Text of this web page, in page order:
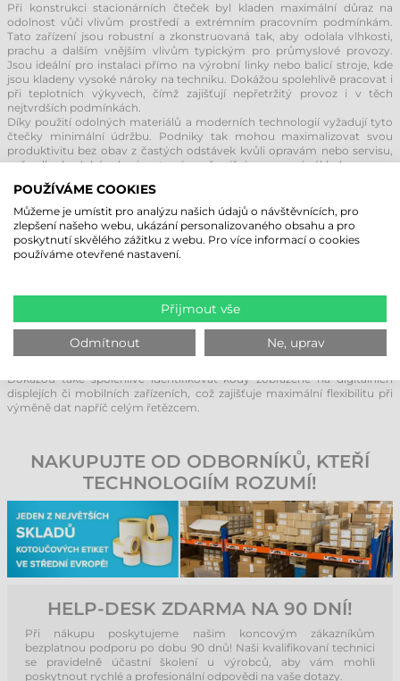
Při konstrukci stacionárních čteček byl kladen maximální důraz na
odolnost vůči vlivům prostředí a extrémním pracovním podmínkám.
Tato zařízení jsou robustní a zkonstruovaná tak, aby odolala vlhkosti,
prachu a dalším vnějším vlivům typickým pro průmyslové provozy.
Jsou ideální pro instalaci přímo na výrobní linky nebo balicí stroje, kde
jsou kladeny vysoké nároky na techniku. Dokážou spolehlivě pracovat i
při teplotních výkyvech, čímž zajišťují nepřetržitý provoz i v těch
nejtvrdších podmínkách.
Díky použití odolných materiálů a moderních technologií vyžadují tyto
čtečky minimální údržbu. Podniky tak mohou maximalizovat svou
produktivitu bez obav z častých odstávek kvůli opravám nebo servisu,
což v dlouhodobém horizontu výrazně snižuje provozní náklady.
DOKONALÁ INTEGRACE DO MODERNÍCH
SYSTÉMŮ
Snadná integrace do stávajících systémů umožňuje podnikům plně
využívat výhody digitalizace a automatizace. Fixní čtečky čárových
systémů. V dnešní době je pro konkurenceschopnost nezbytné držet
krok s vývojem a tato zařízení hrají v automatizovaných procesech
klíčovou roli.
Všestrannost těchto snímačů je dalším významným benefitem. Většina
moderních modelů zvládá čtení nejen klasických 1D kódů, ale i 2D kódů
Dokážou také spolehlivě identifikovat kódy zobrazené na digitálních
displejích či mobilních zařízeních, což zajišťuje maximální flexibilitu při
výměně dat napříč celým řetězcem.
NAKUPUJTE OD ODBORNÍKŮ, KTEŘÍ
TECHNOLOGIÍM ROZUMÍ!
HELP-DESK ZDARMA NA 90 DNÍ!
Při nákupu poskytujeme našim koncovým zákazníkům
bezplatnou podporu po dobu 90 dnů! Naši kvalifikovaní technici
se pravidelně účastní školení u výrobců, aby vám mohli
poskytnout rychlé a profesionální odpovědi na vaše dotazy.
POUŽÍVÁME COOKIES
Můžeme je umístit pro analýzu našich údajů o návštěvnících, pro
zlepšení našeho webu, ukázání personalizovaného obsahu a pro
poskytnutí skvělého zážitku z webu. Pro více informací o cookies
používáme otevřené nastavení.
Přijmout vše
Odmítnout Ne, uprav